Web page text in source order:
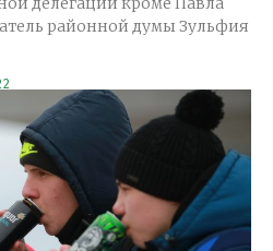
районной думы Зульфия